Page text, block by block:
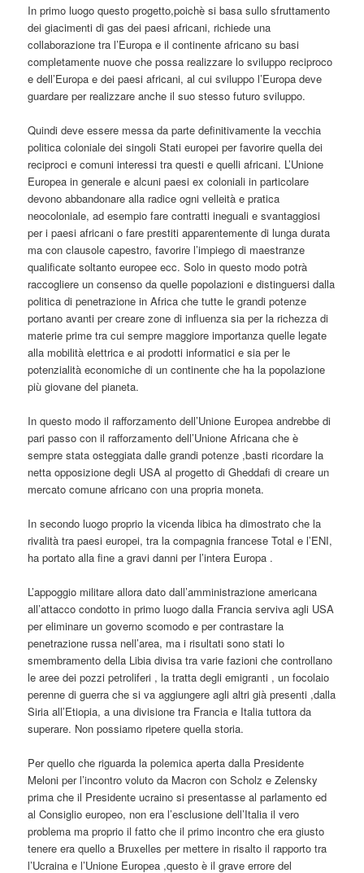
In primo luogo questo progetto,poichè si basa sullo sfruttamento
dei giacimenti di gas dei paesi africani, richiede una
collaborazione tra l’Europa e il continente africano su basi
completamente nuove che possa realizzare lo sviluppo reciproco
e dell’Europa e dei paesi africani, al cui sviluppo l’Europa deve
guardare per realizzare anche il suo stesso futuro sviluppo.
Quindi deve essere messa da parte definitivamente la vecchia
politica coloniale dei singoli Stati europei per favorire quella dei
reciproci e comuni interessi tra questi e quelli africani. L’Unione
Europea in generale e alcuni paesi ex coloniali in particolare
devono abbandonare alla radice ogni velleità e pratica
neocoloniale, ad esempio fare contratti ineguali e svantaggiosi
per i paesi africani o fare prestiti apparentemente di lunga durata
ma con clausole capestro, favorire l’impiego di maestranze
qualificate soltanto europee ecc. Solo in questo modo potrà
raccogliere un consenso da quelle popolazioni e distinguersi dalla
politica di penetrazione in Africa che tutte le grandi potenze
portano avanti per creare zone di influenza sia per la richezza di
materie prime tra cui sempre maggiore importanza quelle legate
alla mobilità elettrica e ai prodotti informatici e sia per le
potenzialità economiche di un continente che ha la popolazione
più giovane del pianeta.
In questo modo il rafforzamento dell’Unione Europea andrebbe di
pari passo con il rafforzamento dell’Unione Africana che è
sempre stata osteggiata dalle grandi potenze ,basti ricordare la
netta opposizione degli USA al progetto di Gheddafi di creare un
mercato comune africano con una propria moneta.
In secondo luogo proprio la vicenda libica ha dimostrato che la
rivalità tra paesi europei, tra la compagnia francese Total e l’ENI,
ha portato alla fine a gravi danni per l’intera Europa .
L’appoggio militare allora dato dall’amministrazione americana
all’attacco condotto in primo luogo dalla Francia serviva agli USA
per eliminare un governo scomodo e per contrastare la
penetrazione russa nell’area, ma i risultati sono stati lo
smembramento della Libia divisa tra varie fazioni che controllano
le aree dei pozzi petroliferi , la tratta degli emigranti , un focolaio
perenne di guerra che si va aggiungere agli altri già presenti ,dalla
Siria all’Etiopia, a una divisione tra Francia e Italia tuttora da
superare. Non possiamo ripetere quella storia.
Per quello che riguarda la polemica aperta dalla Presidente
Meloni per l’incontro voluto da Macron con Scholz e Zelensky
prima che il Presidente ucraino si presentasse al parlamento ed
al Consiglio europeo, non era l’esclusione dell’Italia il vero
problema ma proprio il fatto che il primo incontro che era giusto
tenere era quello a Bruxelles per mettere in risalto il rapporto tra
l’Ucraina e l’Unione Europea ,questo è il grave errore del